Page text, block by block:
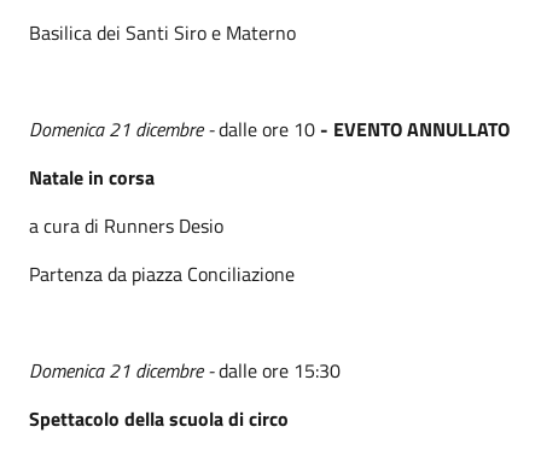
Basilica dei Santi Siro e Materno
Domenica 21 dicembre -dalle ore 10- EVENTO ANNULLATO
Natale in corsa
a cura di Runners Desio
Partenza da piazza Conciliazione
Domenica 21 dicembre -dalle ore 15:30
Spettacolo della scuola di circo